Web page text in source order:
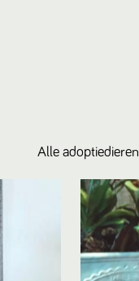
Alle adoptiedieren